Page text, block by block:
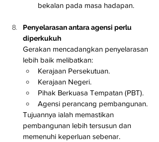
bekalan pada masa hadapan.
Penyelarasan antara agensi perlu
diperkukuh
Gerakan mencadangkan penyelarasan
lebih baik melibatkan:
Kerajaan Persekutuan.
Kerajaan Negeri.
Pihak Berkuasa Tempatan (PBT).
Agensi perancang pembangunan.
Tujuannya ialah memastikan
pembangunan lebih tersusun dan
memenuhi keperluan sebenar.